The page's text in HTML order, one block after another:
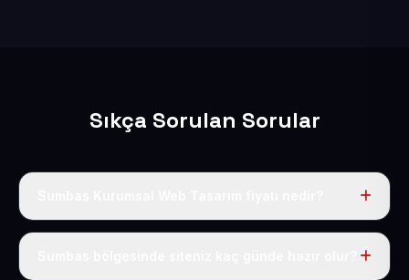
Sıkça Sorulan Sorular
Tek fiyat uygulanır: yıllık 50 USD + KDV. Bu bedele alan